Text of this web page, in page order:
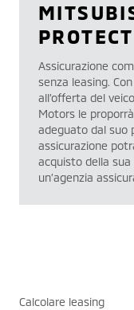
PROTECT
Assicurazione
senza leasing.
all’offerta del
Motors le
adeguato dal suo
assicurazione
acquisto della
un’agenzia
Calcolare leasing